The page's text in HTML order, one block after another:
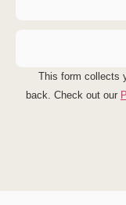
This form collects
back. Check out our